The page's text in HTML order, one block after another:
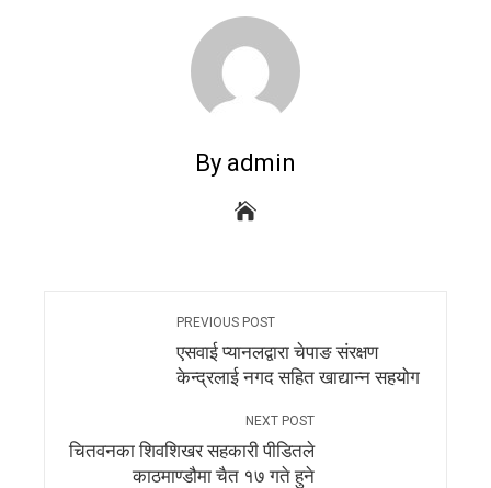
By admin
PREVIOUS POST
एसवाई प्यानलद्वारा चेपाङ संरक्षण
केन्द्रलाई नगद सहित खाद्यान्न सहयोग
NEXT POST
चितवनका शिवशिखर सहकारी पीडितले
काठमाण्डौमा चैत १७ गते हुने